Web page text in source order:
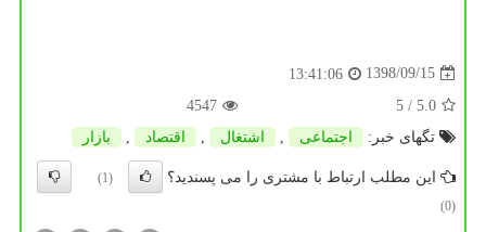
1398/09/15
13:41:06
5.0
/ 5
4547
تگهای خبر:
اجتماعی , اشتغال , اقتصاد , بازار
این مطلب ارتباط با مشتری را می پسندید؟
(1)
(0)